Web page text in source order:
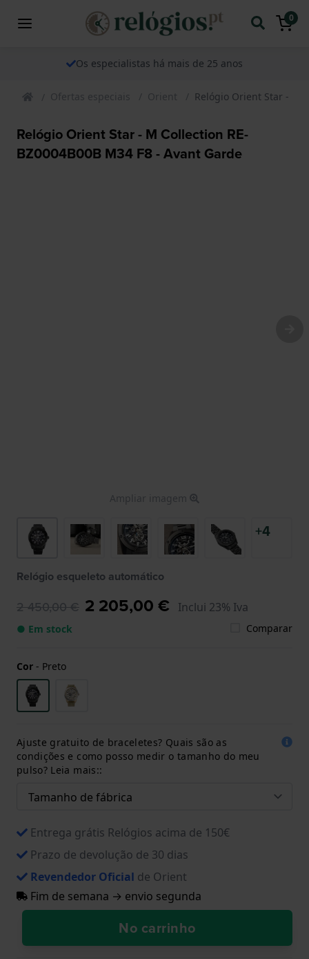
0
Os especialistas há mais de 25 anos
Ofertas especiais Orient Relógio Orient Star - M
Relógio Orient Star - M Collection RE-
BZ0004B00B M34 F8 - Avant Garde
Ampliar imagem
+4
Relógio esqueleto automático
2 450,00 € 2 205,00 € Inclui 23% Iva
● Em stock Comparar
Cor - Preto
Ajuste gratuito de braceletes? Quais são as
condições e como posso medir o tamanho do meu
pulso? Leia mais::
Entrega grátis Relógios acima de 150€
Prazo de devolução de 30 dias
Revendedor Oficial de Orient
Fim de semana → envio segunda
No carrinho